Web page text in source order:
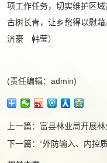
项工作任务，切实维护区
古树长青，让乡愁得以慰
济豪 韩莹）
(责任编辑：admin)
上一篇： 富县林业局开展
下一篇： “外防输入、内控